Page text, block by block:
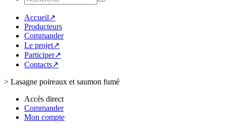
Accueil↗
Producteurs
Commander
Le projet↗
Participer↗
Contacts↗
> Lasagne poireaux et saumon fumé
Accès direct
Commander
Mon compte